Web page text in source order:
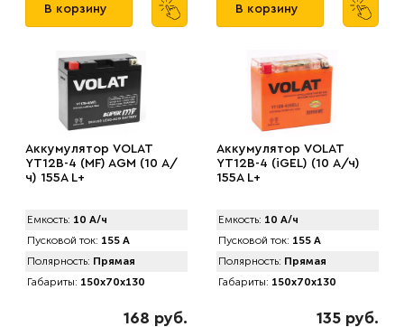
В корзину В корзину
Аккумулятор VOLAT
YT12B-4 (MF) AGM (10 А/
ч) 155A L+
Емкость: 10 А/ч
Пусковой ток: 155 А
Полярность: Прямая
Габариты: 150x70x130
168 руб.
Аккумулятор VOLAT
YT12B-4 (iGEL) (10 А/ч)
155A L+
Емкость: 10 А/ч
Пусковой ток: 155 А
Полярность: Прямая
Габариты: 150x70x130
135 руб.